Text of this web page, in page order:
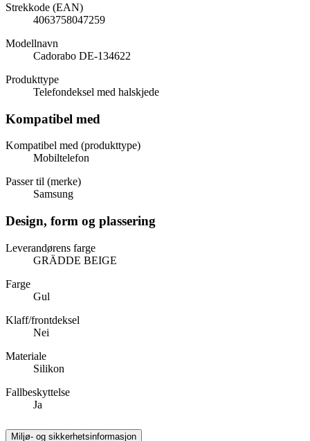
Strekkode (EAN)
4063758047259
Modellnavn
Cadorabo DE-134622
Produkttype
Telefondeksel med halskjede
Kompatibel med
Kompatibel med (produkttype)
Mobiltelefon
Passer til (merke)
Samsung
Design, form og plassering
Leverandørens farge
GRÄDDE BEIGE
Farge
Gul
Klaff/frontdeksel
Nei
Materiale
Silikon
Fallbeskyttelse
Ja
Miljø- og sikkerhetsinformasjon